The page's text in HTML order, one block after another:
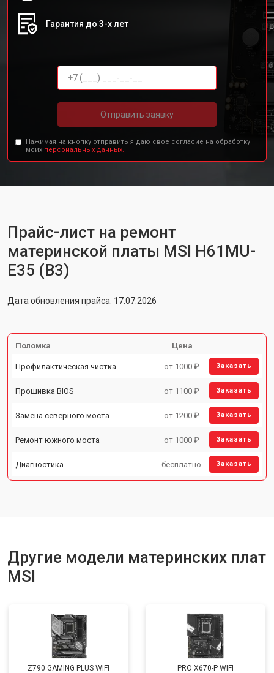
Гарантия до 3-х лет
Отправить заявку
Нажимая на кнопку отправить я даю свое согласие на обработку
моих персональных данных.
Прайс-лист на ремонт
материнской платы MSI H61MU-
E35 (B3)
Дата обновления прайса: 17.07.2026
Поломка Цена
Профилактическая чистка от 1000 ₽ Заказать
Прошивка BIOS от 1100 ₽ Заказать
Замена северного моста от 1200 ₽ Заказать
Ремонт южного моста от 1000 ₽ Заказать
Диагностика бесплатно Заказать
Другие модели материнских плат
MSI
Z790 GAMING PLUS WIFI PRO X670-P WIFI